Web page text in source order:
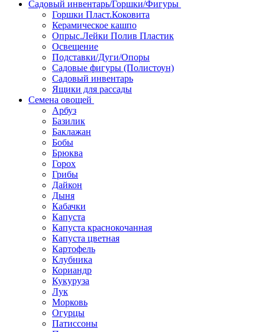
Садовый инвентарь/Горшки/Фигуры
Горшки Пласт.Коковита
Керамическое кашпо
Опрыс.Лейки Полив Пластик
Освещение
Подставки/Дуги/Опоры
Садовые фигуры (Полистоун)
Садовый инвентарь
Ящики для рассады
Семена овощей
Арбуз
Базилик
Баклажан
Бобы
Брюква
Горох
Грибы
Дайкон
Дыня
Кабачки
Капуста
Капуста краснокочанная
Капуста цветная
Картофель
Клубника
Кориандр
Кукуруза
Лук
Морковь
Огурцы
Патиссоны